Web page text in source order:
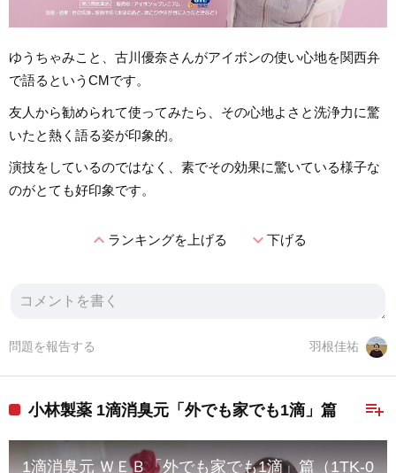
ゆうちゃみこと、古川優奈さんがアイボンの使い心地を関西弁
で語るというCMです。
友人から勧められて使ってみたら、その心地よさと洗浄力に驚
いたと熱く語る姿が印象的。
演技をしているのではなく、素でその効果に驚いている様子な
のがとても好印象です。
expand_lessランキングを上げる expand_more下げる
羽根佳祐
問題を報告する
playlist_add
小林製薬 1滴消臭元「外でも家でも1滴」篇
1滴消臭元 ＷＥＢ「外でも家でも1滴」篇（1TK-